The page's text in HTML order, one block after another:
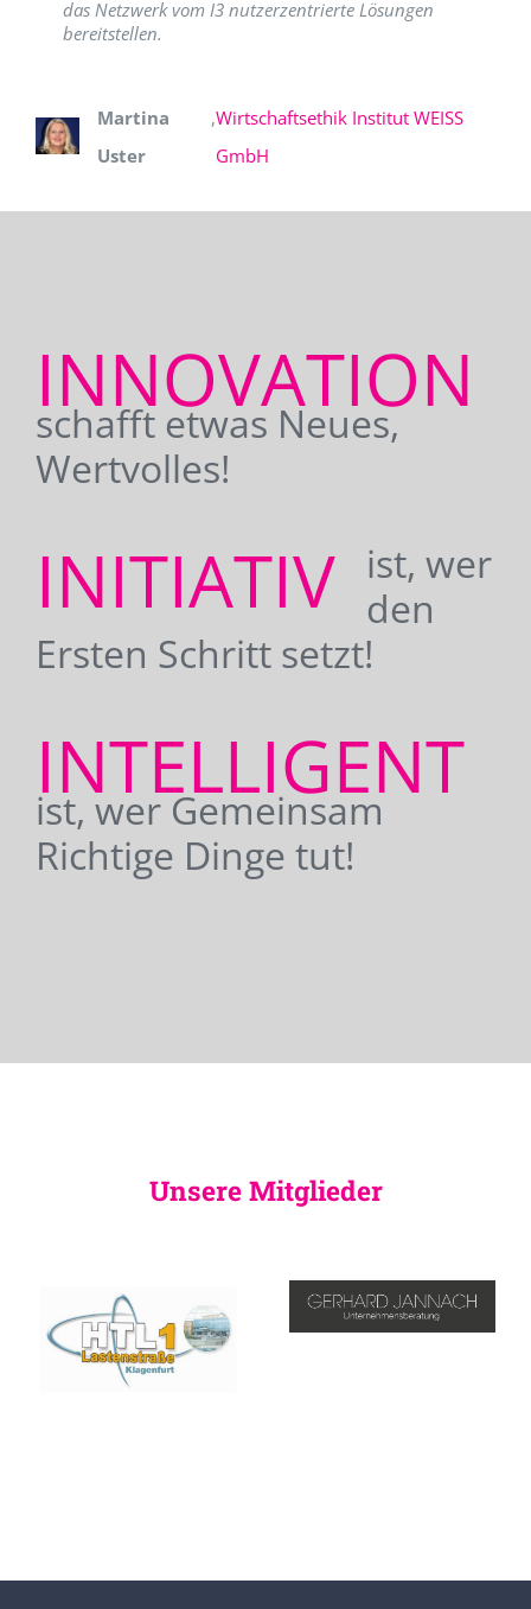
das Netzwerk vom I3 nutzerzentrierte Lösungen
bereitstellen.
Martina
Uster
,Wirtschaftsethik Institut WEISS
GmbH
INNOVATION
schafft etwas Neues,
Wertvolles!
INITIATIV
ist, wer
den
Ersten Schritt setzt!
INTELLIGENT
ist, wer Gemeinsam
Richtige Dinge tut!
Unsere Mitglieder